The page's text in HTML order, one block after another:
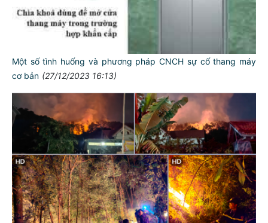
Một số tình huống và phương pháp CNCH sự cố thang máy
cơ bản (27/12/2023 16:13)